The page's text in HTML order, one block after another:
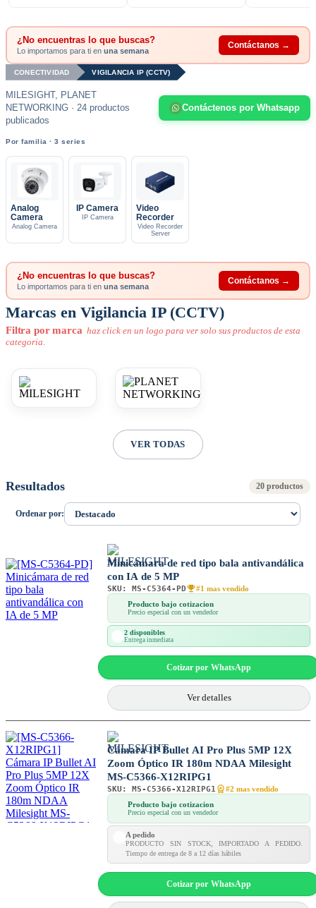
¿No encuentras lo que buscas?
Lo importamos para ti en una semana
Contáctanos →
CONECTIVIDAD VIGILANCIA IP (CCTV)
MILESIGHT, PLANET
NETWORKING · 24 productos
publicados
Contáctenos por Whatsapp
Por familia · 3 series
Analog
Camera
Analog Camera
IP Camera
IP Camera
Video
Recorder
Video Recorder
Server
¿No encuentras lo que buscas?
Lo importamos para ti en una semana
Contáctanos →
Marcas en Vigilancia IP (CCTV)
Filtra por marca haz click en un logo para ver solo sus productos de esta
categoria.
VER TODAS
Resultados 20 productos
Ordenar por:
Minicámara de red tipo bala antivandálica
con IA de 5 MP
SKU: MS-C5364-PD #1 mas vendido
Producto bajo cotizacion
Precio especial con un vendedor
2 disponibles
Entrega inmediata
Cotizar por WhatsApp
Ver detalles
Cámara IP Bullet AI Pro Plus 5MP 12X
Zoom Óptico IR 180m NDAA Milesight
MS-C5366-X12RIPG1
SKU: MS-C5366-X12RIPG1 #2 mas vendido
Producto bajo cotizacion
Precio especial con un vendedor
A pedido
PRODUCTO SIN STOCK, IMPORTADO A PEDIDO.
Tiempo de entrega de 8 a 12 días hábiles
Cotizar por WhatsApp